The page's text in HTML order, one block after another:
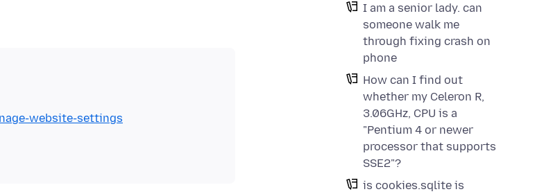
I am a senior lady. can
someone walk me
through fixing crash on
phone
How can I find out
whether my Celeron R,
3.06GHz, CPU is a
"Pentium 4 or newer
processor that supports
SSE2"?
is cookies.sqlite is
website-settings